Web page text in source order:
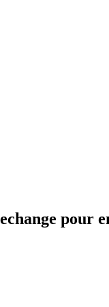
pour